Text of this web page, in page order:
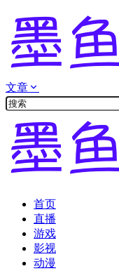
文章
首页
直播
游戏
影视
动漫